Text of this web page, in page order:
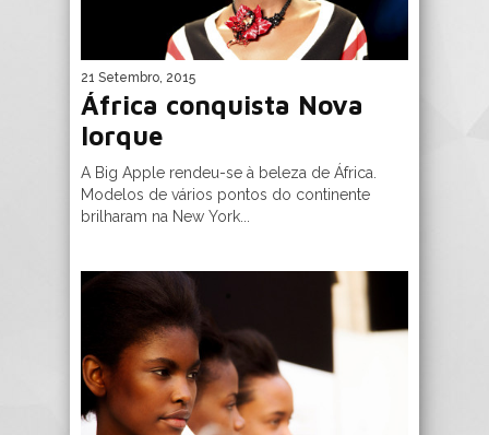
21 Setembro, 2015
África conquista Nova
Iorque
A Big Apple rendeu-se à beleza de África.
Modelos de vários pontos do continente
brilharam na New York...